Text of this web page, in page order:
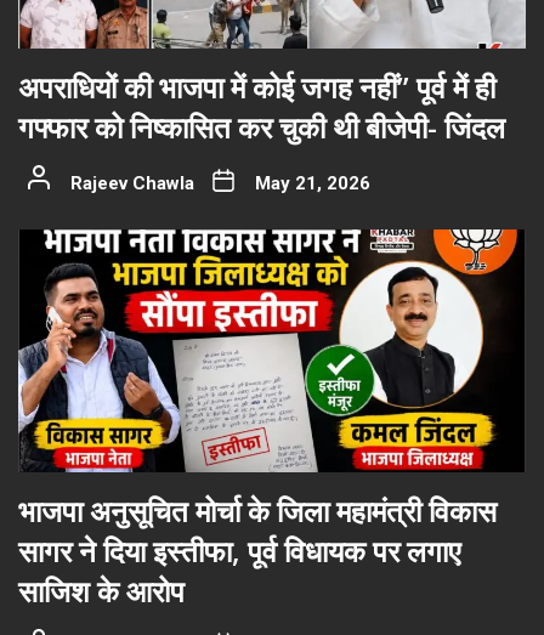
अपराधियों की भाजपा में कोई जगह नहीं” पूर्व में ही
गफ्फार को निष्कासित कर चुकी थी बीजेपी- जिंदल
Rajeev Chawla May 21, 2026
भाजपा अनुसूचित मोर्चा के जिला महामंत्री विकास
सागर ने दिया इस्तीफा, पूर्व विधायक पर लगाए
साजिश के आरोप